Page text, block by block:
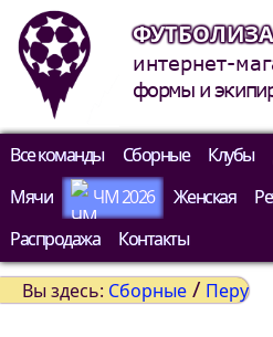
интернет-
формы и
Все команды Сборные Клубы
Мячи
ЧМ 2026 Женская
Распродажа
Контакты
Вы здесь: Сборные / Перу